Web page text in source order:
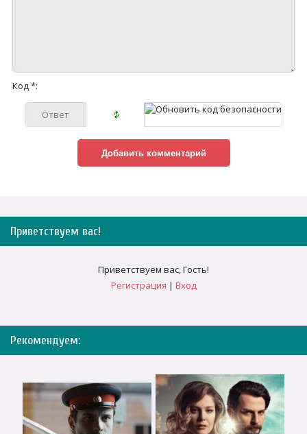
Код *:
Приветствуем вас!
Приветствуем вас,Гость!
Регистрация | Вход
Рекомендуем: